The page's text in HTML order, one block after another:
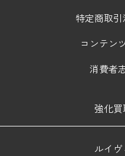
特定商取
コンテン
消費者
強化
ルイ